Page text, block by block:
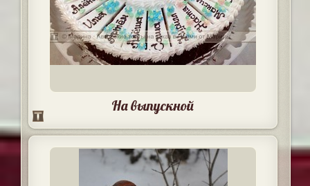
На выпускной